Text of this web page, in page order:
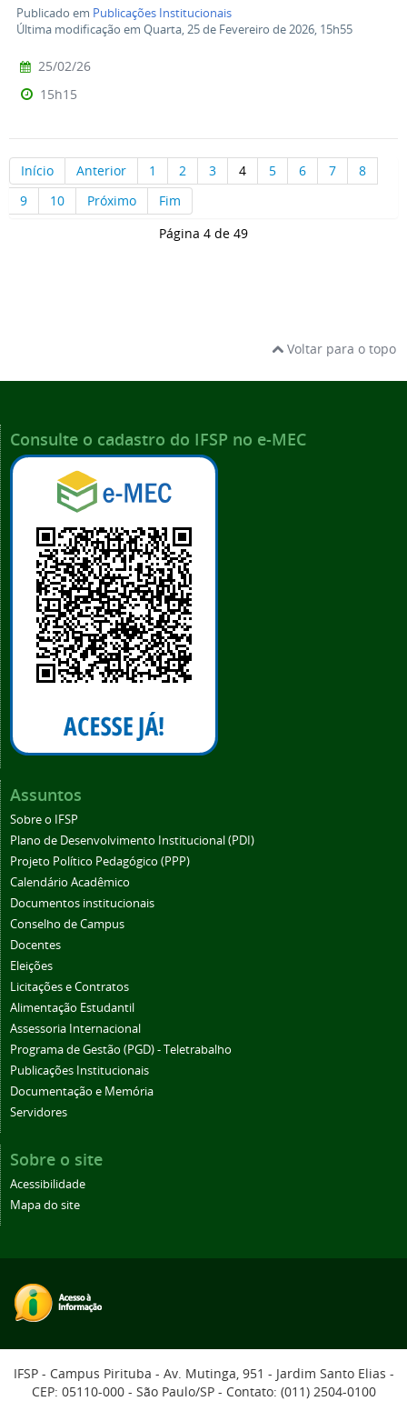
Publicado em Publicações Institucionais
Última modificação em Quarta, 25 de Fevereiro de 2026, 15h55
25/02/26
15h15
Início Anterior 1 2 3 4 5 6 7
8
9
10 Próximo
Fim
Página 4 de 49
Voltar para o topo
Consulte o cadastro do IFSP no e-MEC
Assuntos
Sobre o IFSP
Plano de Desenvolvimento Institucional (PDI)
Projeto Político Pedagógico (PPP)
Calendário Acadêmico
Documentos institucionais
Conselho de Campus
Docentes
Eleições
Licitações e Contratos
Alimentação Estudantil
Assessoria Internacional
Programa de Gestão (PGD) - Teletrabalho
Publicações Institucionais
Documentação e Memória
Servidores
Sobre o site
Acessibilidade
Mapa do site
IFSP - Campus Pirituba - Av. Mutinga, 951 - Jardim Santo Elias -
CEP: 05110-000 - São Paulo/SP - Contato: (011) 2504-0100